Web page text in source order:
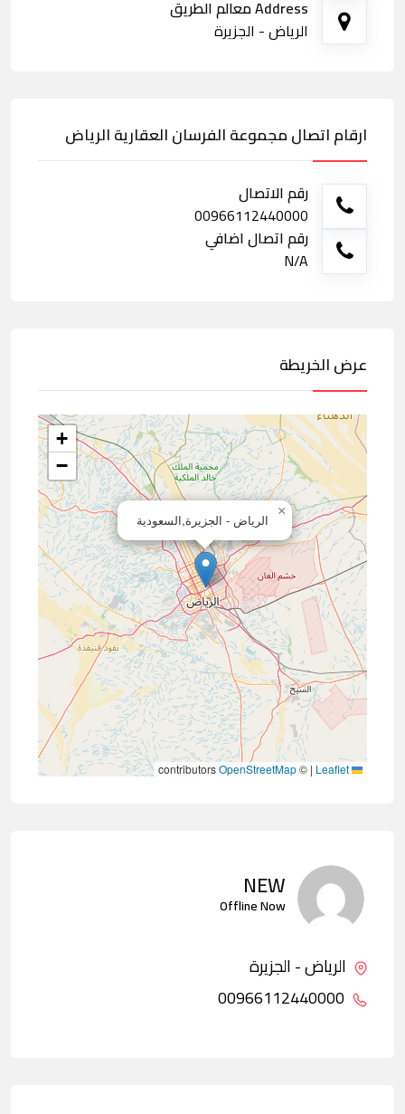
Address معالم الطريق
الرياض - الجزيرة
ارقام اتصال مجموعة الفرسان العقارية الرياض
رقم الاتصال
00966112440000
رقم اتصال اضافي
N/A
عرض الخريطة
الرياض - الجزيرة,السعودية
×
+
−
|
©
OpenStreetMap
NEW
Offline Now
الرياض - الجزيرة